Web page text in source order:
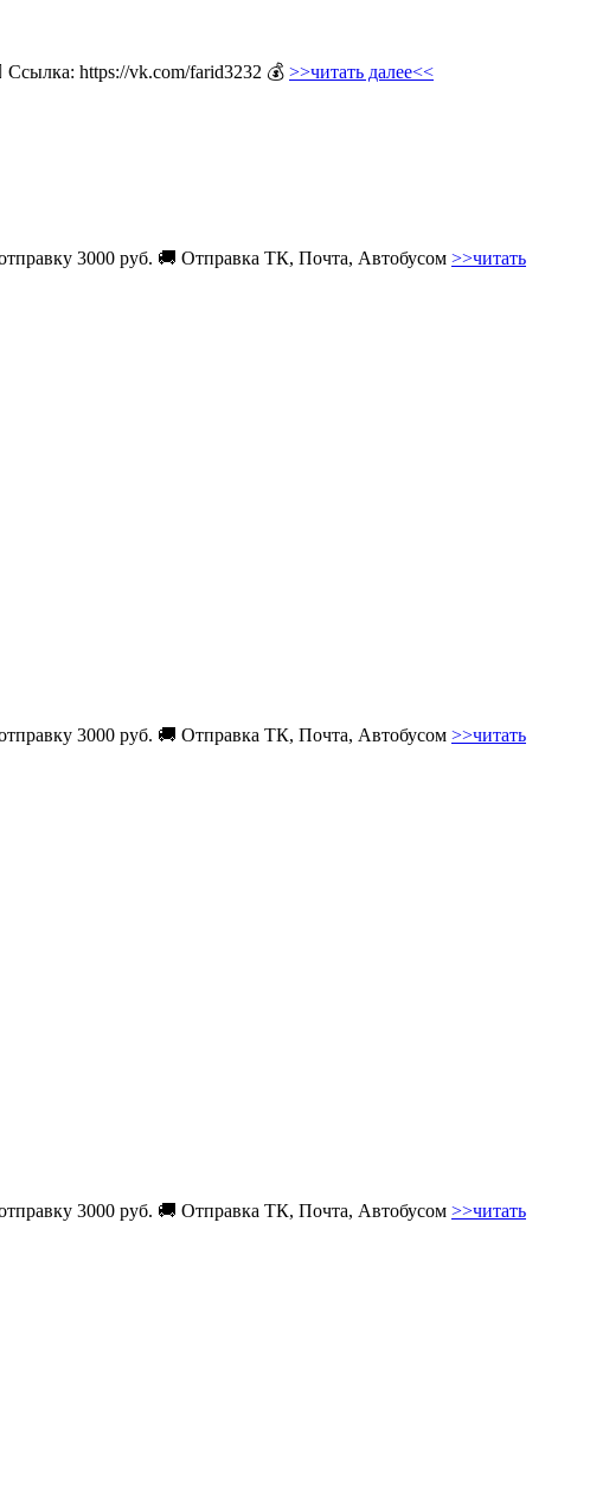
Ссылка: https://vk.com/farid3232 💰 >>читать далее<<
3000 руб. 🚚 Отправка ТК, Почта, Автобусом >>читать
3000 руб. 🚚 Отправка ТК, Почта, Автобусом >>читать
3000 руб. 🚚 Отправка ТК, Почта, Автобусом >>читать